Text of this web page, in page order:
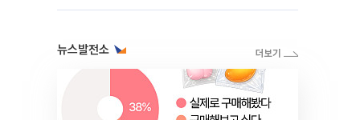
뉴스발전소